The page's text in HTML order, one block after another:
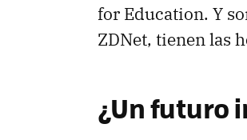
for Education. Y
ZDNet, tienen las
¿Un futuro